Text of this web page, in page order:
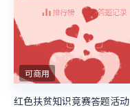
可商用
红色扶贫知识竞赛答题活动